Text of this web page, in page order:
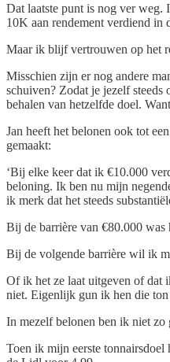
Dat laatste punt is nog ver weg.
10K aan rendement verdiend in
Maar ik blijf vertrouwen op het
Misschien zijn er nog andere
schuiven? Zodat je jezelf steeds
behalen van hetzelfde doel.
Jan heeft het belonen ook tot
gemaakt:
‘Bij elke keer dat ik €10.000
beloning. Ik ben nu mijn
ik merk dat het steeds
Bij de barrière van €80.000 was
Bij de volgende barrière wil ik
Of ik het ze laat uitgeven of dat
niet. Eigenlijk gun ik hen die ton
In mezelf belonen ben ik niet zo
Toen ik mijn eerste